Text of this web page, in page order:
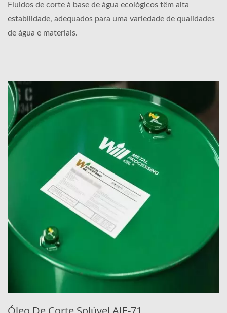
Fluidos de corte à base de água ecológicos têm alta
estabilidade, adequados para uma variedade de qualidades
de água e materiais.